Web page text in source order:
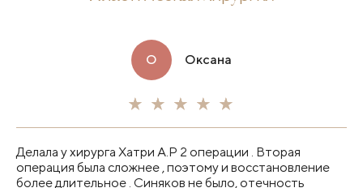
О Оксана
Делала у хирурга Хатри А.Р 2 операции . Вторая
операция была сложнее , поэтому и восстановление
более длительное . Синяков не было, отечность